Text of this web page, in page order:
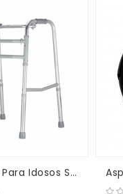
Andarilho Para Idosos Sem Rodas